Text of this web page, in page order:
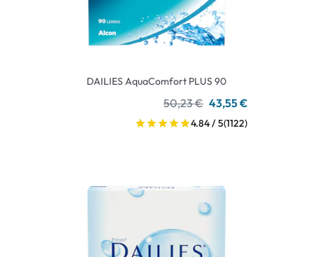
DAILIES AquaComfort PLUS 90
50,23 € 43,55 €
4.84 / 5(1122)